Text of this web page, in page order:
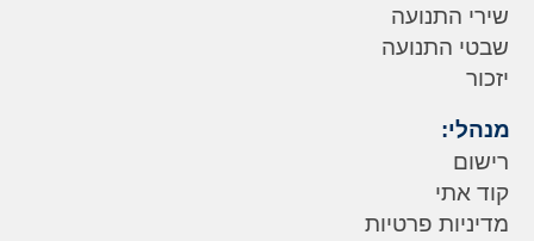
שירי התנועה
שבטי התנועה
יזכור
מנהלי:
רישום
קוד אתי
מדיניות פרטיות